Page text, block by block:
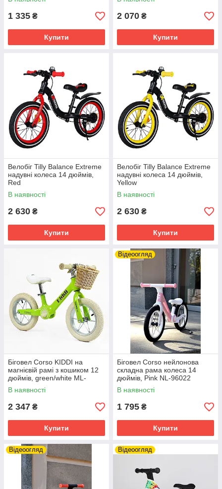
1 335 ₴
Купити
2 070 ₴
Купити
Велобіг Tilly Balance Extreme
надувні колеса 14 дюймів,
Red
В наявності
2 630 ₴
Купити
Велобіг Tilly Balance Extreme
надувні колеса 14 дюймів,
Yellow
В наявності
2 630 ₴
Купити
Біговел Corso KIDDI на
магнієвій рамі з кошиком 12
дюймів, green/white ML-
12328
В наявності
2 347 ₴
Купити
Відеоогляд
Біговел Corso нейлонова
складна рама колеса 14
дюймів, Pink NL-96022
В наявності
1 795 ₴
Купити
Відеоогляд Відеоогляд